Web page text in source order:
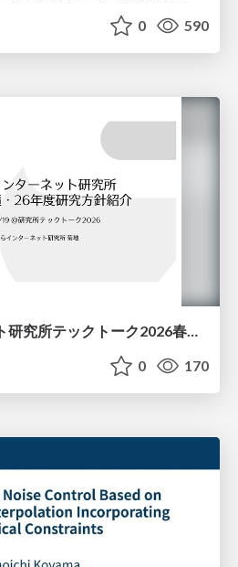
0 590
さくらインターネット研究所テックトーク2026春、研究開発Gr.25年度成果26年度方針
0 170